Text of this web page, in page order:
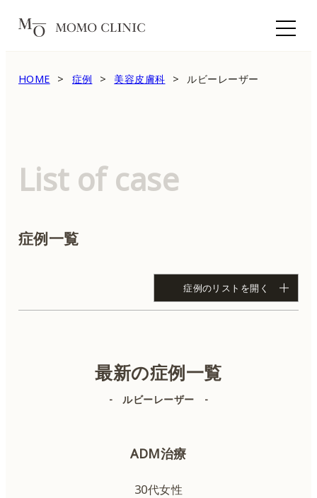
HOME 症例 美容皮膚科 ルビーレーザー
List of case
症例一覧
症例のリストを開く
最新の症例一覧
- ルビーレーザー -
ADM治療
30代女性